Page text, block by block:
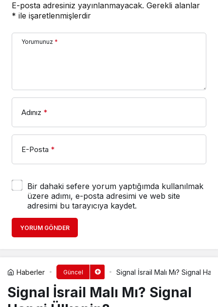
E-posta adresiniz yayınlanmayacak. Gerekli alanlar
* ile işaretlenmişlerdir
Yorumunuz *
Adınız *
E-Posta *
Bir dahaki sefere yorum yaptığımda kullanılmak
üzere adımı, e-posta adresimi ve web site
adresimi bu tarayıcıya kaydet.
YORUM GÖNDER
Haberler Güncel Signal İsrail Malı Mı? Signal
Signal İsrail Malı Mı? Signal